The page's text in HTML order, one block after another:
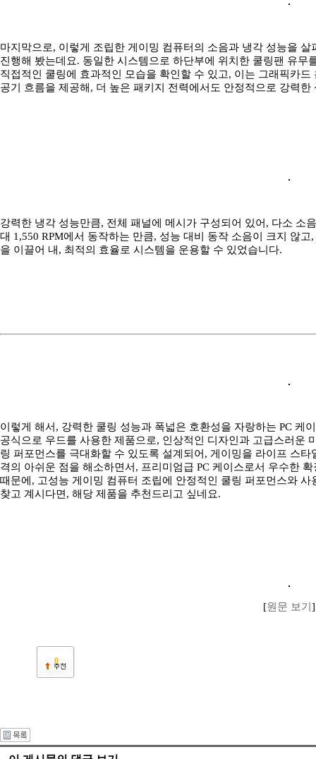
마지막으로, 이렇게 조립한 게이밍 컴퓨터의 소음과 냉각 성능을
진행해 봤는데요. 동일한 시스템으로 하단부에 위치한 쿨링팬 유
직접적인 쿨링에 효과적인 모습을 확인할 수 있고, 이는 그래픽카
공기 흐름을 제공해, 더 높은 패키지 전력에서도 안정적으로 강력
강력한 냉각 성능만큼, 전체 패널에 메시가 구성되어 있어, 다소 소
대 1,550 RPM에서 동작하는 만큼, 성능 대비 동작 소음이 크지 않
을 이끌어 내, 최적의 효율로 시스템을 운용할 수 있었습니다.
이렇게 해서, 강력한 쿨링 성능과 폭넓은 호환성을 자랑하는 PC 케
공식으로 우드를 사용한 제품으로, 인상적인 디자인과 고급스러운
링 퍼포먼스를 극대화할 수 있도록 설계되어, 게이밍을 라이프 스
격의 아쉬운 점을 해소하면서, 프리미엄급 PC 케이스로서 우수한
때문에, 고성능 게이밍 컴퓨터 조립에 안정적인 쿨링 퍼포먼스와
찾고 계시다면, 해당 제품을 추천드리고 싶네요.
[원문 보기 ]
0